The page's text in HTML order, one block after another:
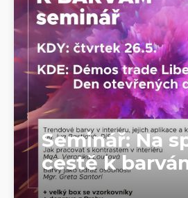
Seminář: Na
cestě k